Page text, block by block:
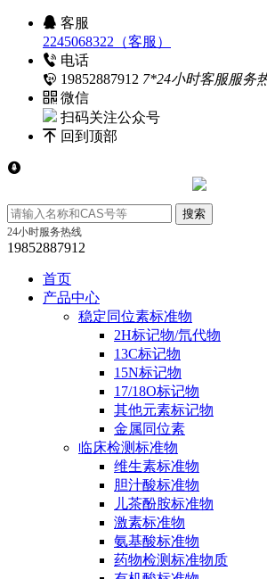
客服
2245068322（客服）
电话
19852887912 7*24小时客服服务
微信
扫码关注公众号
回到顶部
24小时服务热线
19852887912
首页
产品中心
稳定同位素标准物
2H标记物/氘代物
13C标记物
15N标记物
17/18O标记物
其他元素标记物
金属同位素
临床检测标准物
维生素标准物
胆汁酸标准物
儿茶酚胺标准物
激素标准物
氨基酸标准物
药物检测标准物质